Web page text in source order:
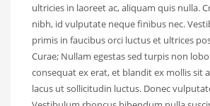
ultricies in laoreet ac, aliquam quis nulla.
nibh, id vulputate neque finibus nec.
primis in faucibus orci luctus et ultrices
Curae; Nullam egestas sed turpis non
consequat ex erat, et blandit ex mollis sit
lacus ut sollicitudin luctus. Donec